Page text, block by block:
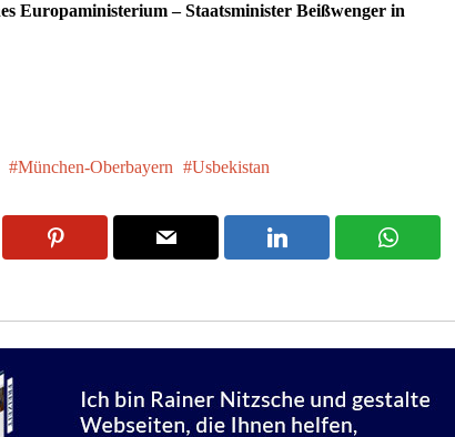
Europaministerium – Staatsminister Beißwenger in
München-Oberbayern Usbekistan